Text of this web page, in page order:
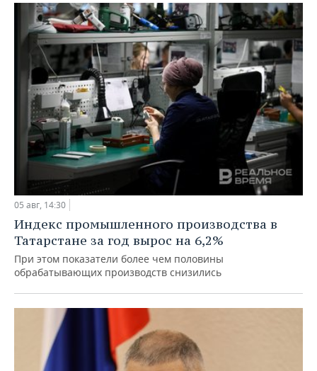
05 авг, 14:30
Индекс промышленного производства в
Татарстане за год вырос на 6,2%
При этом показатели более чем половины
обрабатывающих производств снизились